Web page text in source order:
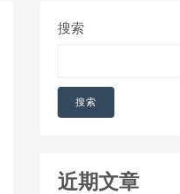
搜索
搜索
近期文章